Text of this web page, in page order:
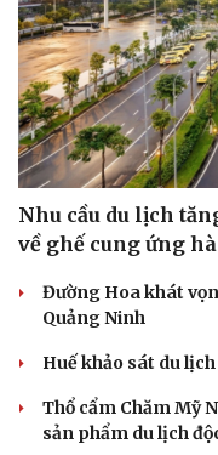
Nhu cầu du lịch
về ghế cung ứng
Đường Hoa khát
Quảng Ninh
Huế khảo sát du
Thổ cẩm Chăm Mỹ
sản phẩm du lịch